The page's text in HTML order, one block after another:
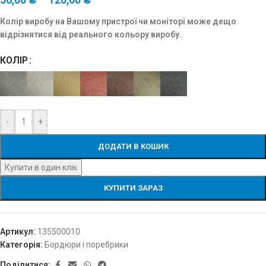
Колір виробу на Вашому пристрої чи моніторі може дещо
відрізнятися від реального кольору виробу.
КОЛІР
- +
ДОДАТИ В КОШИК
Купити в один клік
КУПИТИ ЗАРАЗ
Артикул: 135500010
Категорія: Бордюри і поребрики